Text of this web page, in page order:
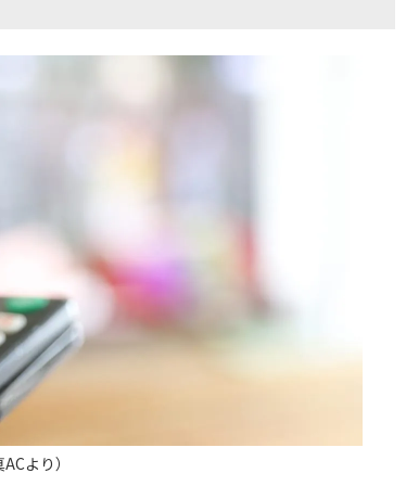
より）